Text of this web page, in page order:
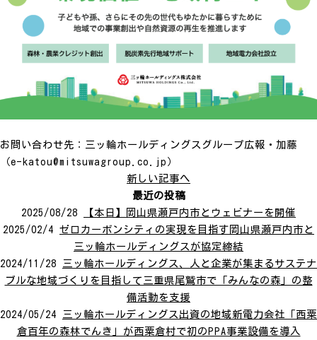
お問い合わせ先：三ッ輪ホールディングスグループ広報・加藤
（e-katou@mitsuwagroup.co.jp）
新しい記事へ
最近の投稿
2025/08/28
【本日】岡山県瀬戸内市とウェビナーを開催
2025/02/4 ゼロカーボンシティの実現を目指す岡山県瀬戸内市と
三ッ輪ホールディングスが協定締結
2024/11/28
三ッ輪ホールディングス、人と企業が集まるサステナ
ブルな地域づくりを目指して三重県尾鷲市で「みんなの森」の整
備活動を支援
2024/05/24
三ッ輪ホールディングス出資の地域新電力会社「西粟
倉百年の森林でんき」が西粟倉村で初のPPA事業設備を導入